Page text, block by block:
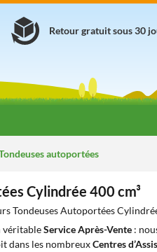
Retour gratuit sous 30
autoportées
Cylindrée 400 cm³
Tondeuses Autoportées
véritableService Après-Vente :
dans les nombreuxCentres